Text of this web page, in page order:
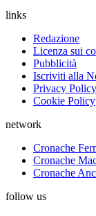
links
Redazione
Licenza sui
Pubblicità
Iscriviti alla
Privacy Policy
Cookie Policy
network
Cronache
Cronache
Cronache
follow us